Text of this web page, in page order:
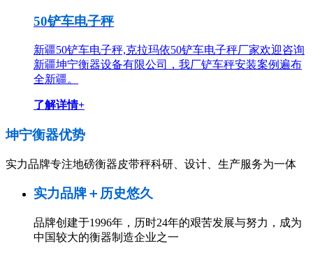
50铲车电子秤
新疆50铲车电子秤,克拉玛依50铲车电子秤厂家欢迎咨询
新疆坤宁衡器设备有限公司，我厂铲车秤安装案例遍布
全新疆。
了解详情+
坤宁衡器优势
实力品牌专注地磅衡器皮带秤科研、设计、生产服务为一体
实力品牌＋历史悠久
品牌创建于1996年，历时24年的艰苦发展与努力，成为
中国较大的衡器制造企业之一